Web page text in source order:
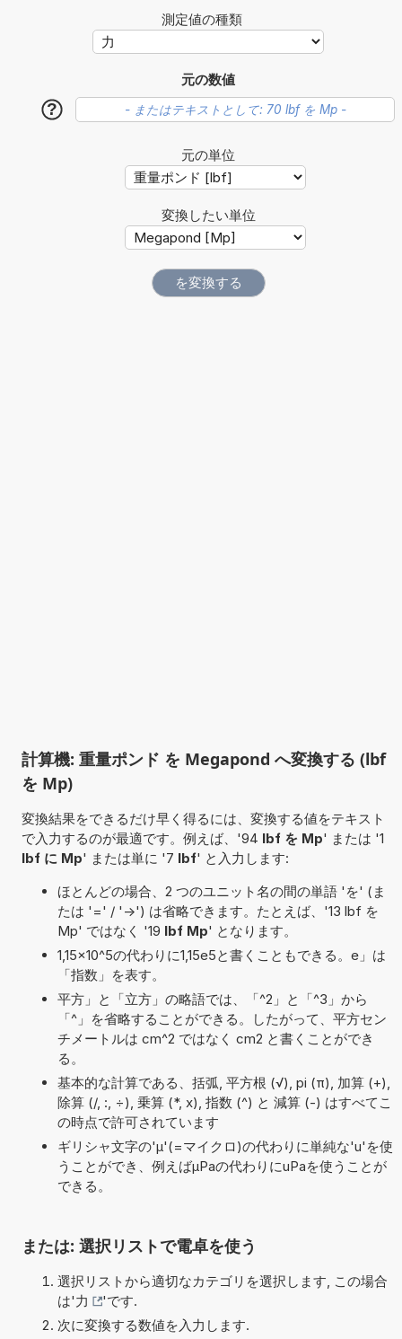
測定値の種類
元の数値
?
元の単位
変換したい単位
計算機: 重量ポンド を Megapond へ変換する (lbf
を Mp)
変換結果をできるだけ早く得るには、変換する値をテキスト
で入力するのが最適です。例えば、'94 lbf を Mp' または '1
lbf に Mp' または単に '7 lbf' と入力します:
ほとんどの場合、2 つのユニット名の間の単語 'を' (ま
たは '=' / '->') は省略できます。たとえば、'13 lbf を
Mp' ではなく '19 lbf Mp' となります。
1,15×10^5の代わりに1,15e5と書くこともできる。e」は
「指数」を表す。
平方」と「立方」の略語では、「^2」と「^3」から
「^」を省略することができる。したがって、平方セン
チメートルは cm^2 ではなく cm2 と書くことができ
る。
基本的な計算である、括弧, 平方根 (√), pi (π), 加算 (+),
除算 (/, :, ÷), 乗算 (*, x), 指数 (^) と 減算 (-) はすべてこ
の時点で許可されています
ギリシャ文字の'μ'(=マイクロ)の代わりに単純な'u'を使
うことができ、例えばµPaの代わりにuPaを使うことが
できる。
または: 選択リストで電卓を使う
選択リストから適切なカテゴリを選択します, この場合
は'力
'です.
次に変換する数値を入力します.